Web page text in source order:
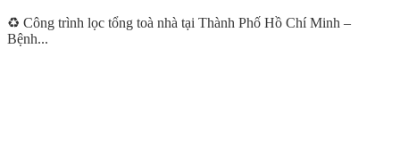
♻️ Công trình lọc tổng toà nhà tại Thành Phố Hồ Chí Minh –
Bệnh...